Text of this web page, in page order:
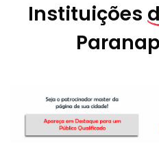
Instituições